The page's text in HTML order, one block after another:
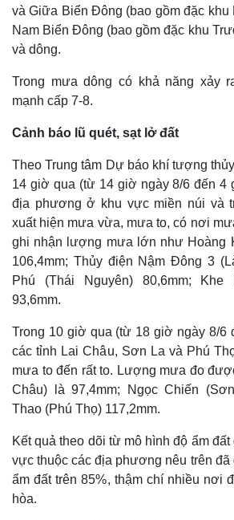
và Giữa Biển Đông (bao gồm đặc khu
Nam Biển Đông (bao gồm đặc khu
và dông.
Trong mưa dông có khả năng xảy
mạnh cấp 7-8.
Cảnh báo lũ quét, sạt lở đất
Theo Trung tâm Dự báo khí tượng
14 giờ qua (từ 14 giờ ngày 8/6 đến 4
địa phương ở khu vực miền núi và
xuất hiện mưa vừa, mưa to, có nơi
ghi nhận lượng mưa lớn như Hoàng
106,4mm; Thủy điện Nậm Đông 3
Phú (Thái Nguyên) 80,6mm; Khe
93,6mm.
Trong 10 giờ qua (từ 18 giờ ngày 8/6
các tỉnh Lai Châu, Sơn La và Phú
mưa to đến rất to. Lượng mưa đo
Châu) là 97,4mm; Ngọc Chiến
Thao (Phú Thọ) 117,2mm.
Kết quả theo dõi từ mô hình độ ẩm đất
vực thuộc các địa phương nêu trên đã
ẩm đất trên 85%, thậm chí nhiều nơi
hòa.